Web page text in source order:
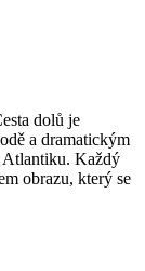
dolů je
a dramatickým
Atlantiku. Každý
obrazu, který se